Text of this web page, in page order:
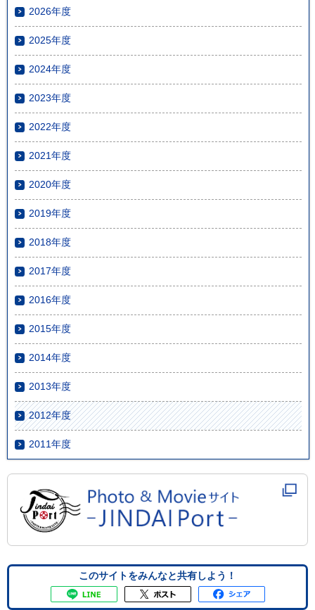
2026年度
2025年度
2024年度
2023年度
2022年度
2021年度
2020年度
2019年度
2018年度
2017年度
2016年度
2015年度
2014年度
2013年度
2012年度
2011年度
このサイトをみんなと共有しよう！